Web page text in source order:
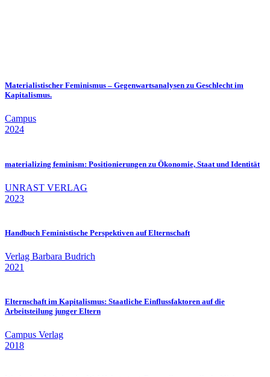
Materialistischer Feminismus – Gegenwartsanalysen zu Geschlecht im
Kapitalismus.
Campus
2024
materializing feminism: Positionierungen zu Ökonomie, Staat und Identität
UNRAST VERLAG
2023
Handbuch Feministische Perspektiven auf Elternschaft
Verlag Barbara Budrich
2021
Elternschaft im Kapitalismus: Staatliche Einflussfaktoren auf die
Arbeitsteilung junger Eltern
Campus Verlag
2018